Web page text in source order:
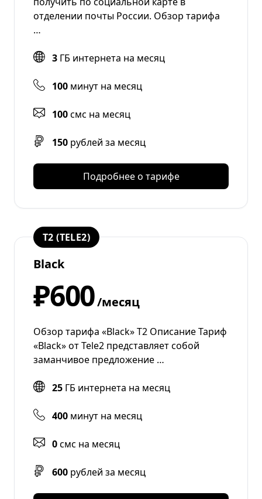
отделении почты России. Обзор тарифа
…
3 ГБ интернета на месяц
100 минут на месяц
100смс на месяц
150 рублей за месяц
Подробнее о тарифе
T2 (TELE2)
Black
₽600/месяц
Обзор тарифа «Black» Т2 Описание Тариф
«Black» от Tele2 представляет собой
заманчивое предложение …
25 ГБ интернета на месяц
400 минут на месяц
0смс на месяц
600 рублей за месяц